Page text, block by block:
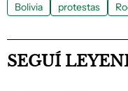
Bolivia protestas
SEGUÍ